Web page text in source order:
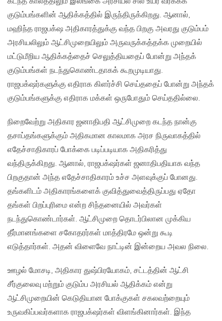
குடும்பங்களின் ஆதிக்கத்தில் இருந்திருக்கிறது. ஆனால்,
மஹிந்த ராஜபக்‌ஷ அதிகாரத்துக்கு வந்த பிறகு அவரது குடும்பம்
அரசியலிலும் ஆட்சிமுறையிலும் அருவருக்கத்தக்க முறையில்
மட்டுமீறிய ஆதிக்கத்தைச் செலுத்தியதைப் போன்று அந்தக்
குடும்பங்கள் நடந்துகொண்டதாகக் கூறமுடியாது.
ராஜபக்‌ஷர்களுக்கு எதிராக கிளர்ச்சி செய்ததைப் போன்று அந்தக்
குடும்பங்களுக்கு எதிராக மக்கள் ஒருபோதும் செய்ததில்லை.
நிறைவேற்று அதிகார ஜனாதிபதி ஆட்சிமுறை கடந்த நான்கு
தசாப்தங்களுக்கும் அதிகமான காலமாக அரச நிருவாகத்தில்
எதேச்சாதிகாரப் போக்கை படிப்படியாக அதிகரித்து
வந்திருக்கிறது. ஆனால், ராஜபக்‌ஷர்கள் ஜனாதிபதியாக வந்த
பிறகுதான் அந்த எதேச்சாதிகாரம் உச்ச அளவுக்குப் போனது.
தங்களிடம் அதிகாரங்களைக் குவித்துவைத்திருப்பது ஏதோ
தங்கள் பிறப்புரிமை என்ற சிந்தனையில் அவர்கள்
நடந்துகொண்டார்கள். ஆட்சிமுறை தொடர்பிலான முக்கிய
தீர்மானங்களை சகோதரர்கள் மாத்திரமே ஒன்று கூடி
எடுத்தார்கள். அதன் விளைவே நாட்டின் இன்றைய அவல நிலை.
ஊழல் மோசடி, அதிகார துஷ்பிரயோகம், சட்டத்தின் ஆட்சி
சீர்குலைவு மற்றும் குடும்ப அரசியல் ஆதிக்கம் என்று
ஆட்சிமுறையின் கெடுதியான போக்குகள் சகலவற்றையும்
உருவகிப்பவர்களாக ராஜபக்‌ஷர்கள் விளங்கினார்கள். இந்த